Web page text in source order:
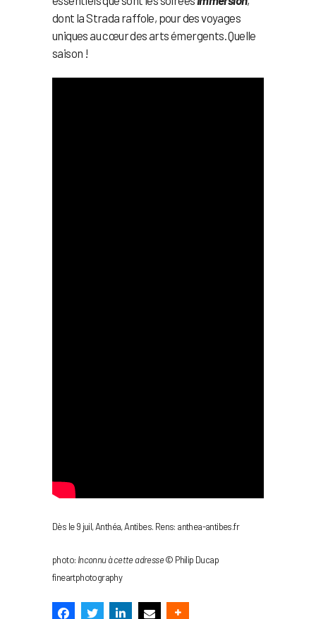
dont la Strada raffole, pour des voyages
uniques au cœur des arts émergents. Quelle
saison !
Dès le 9 juil, Anthéa, Antibes. Rens: anthea-antibes.fr
photo: Inconnu à cette adresse© Philip Ducap
fineartphotography